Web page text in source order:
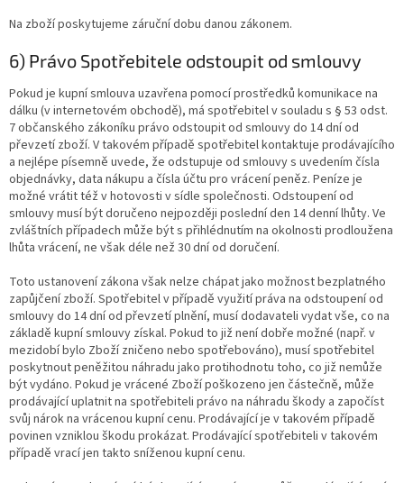
Na zboží poskytujeme záruční dobu danou zákonem.
6) Právo Spotřebitele odstoupit od smlouvy
Pokud je kupní smlouva uzavřena pomocí prostředků komunikace na
dálku (v internetovém obchodě), má spotřebitel v souladu s § 53 odst.
7 občanského zákoníku právo odstoupit od smlouvy do 14 dní od
převzetí zboží. V takovém případě spotřebitel kontaktuje prodávajícího
a nejlépe písemně uvede, že odstupuje od smlouvy s uvedením čísla
objednávky, data nákupu a čísla účtu pro vrácení peněz. Peníze je
možné vrátit též v hotovosti v sídle společnosti. Odstoupení od
smlouvy musí být doručeno nejpozději poslední den 14 denní lhůty. Ve
zvláštních případech může být s přihlédnutím na okolnosti prodloužena
lhůta vrácení, ne však déle než 30 dní od doručení.
Toto ustanovení zákona však nelze chápat jako možnost bezplatného
zapůjčení zboží. Spotřebitel v případě využití práva na odstoupení od
smlouvy do 14 dní od převzetí plnění, musí dodavateli vydat vše, co na
základě kupní smlouvy získal. Pokud to již není dobře možné (např. v
mezidobí bylo Zboží zničeno nebo spotřebováno), musí spotřebitel
poskytnout peněžitou náhradu jako protihodnotu toho, co již nemůže
být vydáno. Pokud je vrácené Zboží poškozeno jen částečně, může
prodávající uplatnit na spotřebiteli právo na náhradu škody a započíst
svůj nárok na vrácenou kupní cenu. Prodávající je v takovém případě
povinen vzniklou škodu prokázat. Prodávající spotřebiteli v takovém
případě vrací jen takto sníženou kupní cenu.